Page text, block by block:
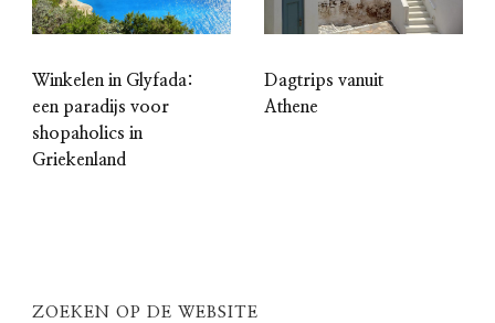
Winkelen in Glyfada:
een paradijs voor
shopaholics in
Griekenland
Dagtrips vanuit
Athene
ZOEKEN OP DE WEBSITE